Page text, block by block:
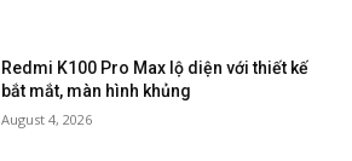
Redmi K100 Pro Max lộ diện với thiết kế
bắt mắt, màn hình khủng
August 4, 2026